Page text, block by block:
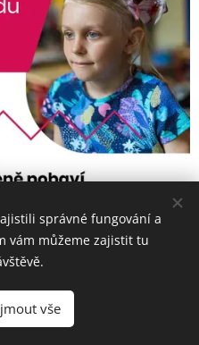
správné fungování a
vám můžeme zajistit tu
vše